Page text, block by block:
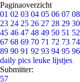
Paginaoverzicht
01 02 03 04 05 06 07 08
23 24 25 26 27 28 29 30
45 46 47 48 49 50 51 52
67 68 69 70 71 72 73 74
89 90 91 92 93 94 95 96
daily pics leuke lijstjes
Submitter:
57